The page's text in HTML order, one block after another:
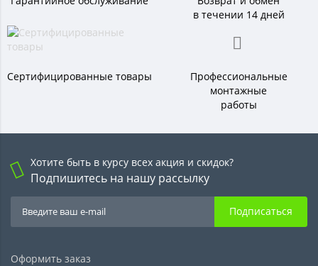
в течении 14 дней
Сертифицированные товары
Профессиональные
монтажные
работы
Хотите быть в курсу всех акция и скидок?
Подпишитесь на нашу рассылку
Подписаться
Оформить заказ